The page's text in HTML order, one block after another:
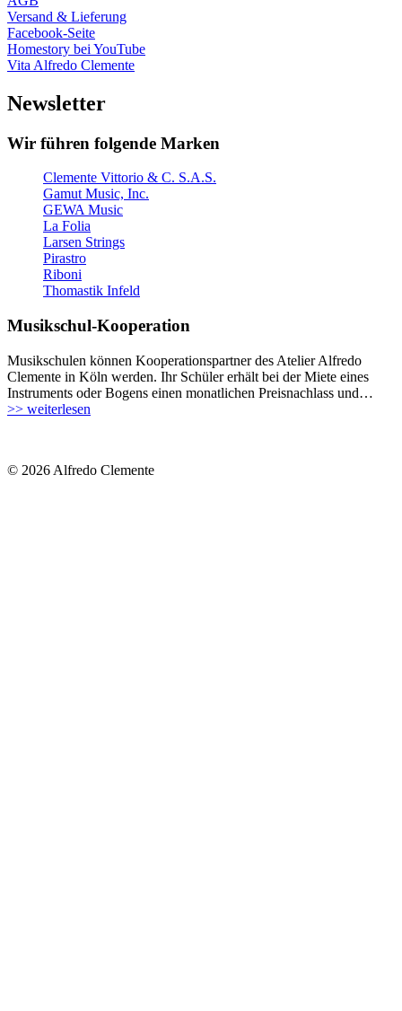
Versand & Lieferung
Facebook-Seite
Homestory bei YouTube
Vita Alfredo Clemente
Newsletter
Wir führen folgende Marken
Clemente Vittorio & C. S.A.S.
Gamut Music, Inc.
GEWA Music
La Folia
Larsen Strings
Pirastro
Riboni
Thomastik Infeld
Musikschul-Kooperation
Musikschulen können Kooperationspartner des Atelier Alfredo
Clemente in Köln werden. Ihr Schüler erhält bei der Miete eines
Instruments oder Bogens einen monatlichen Preisnachlass und…
>> weiterlesen
© 2026 Alfredo Clemente